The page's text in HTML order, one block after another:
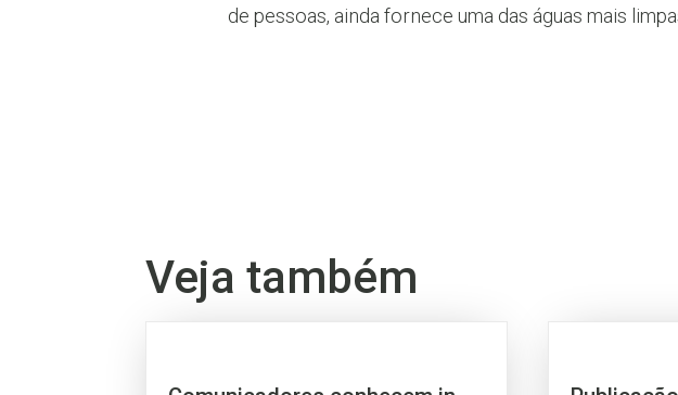
de pessoas, ainda fornece uma das águas mais
Veja também